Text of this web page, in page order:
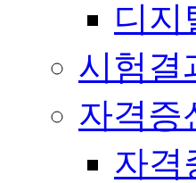
디지
시험결
자격증
자격